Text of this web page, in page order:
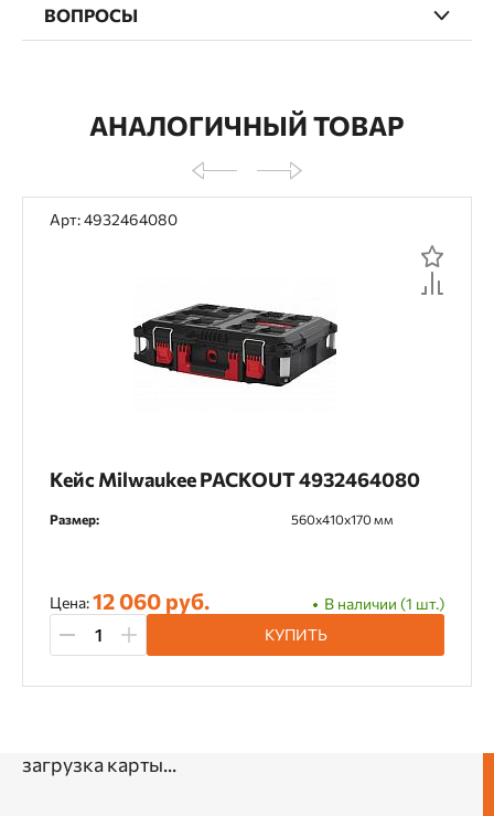
ВОПРОСЫ
АНАЛОГИЧНЫЙ ТОВАР
Арт: 4932464080
Кейс Milwaukee PACKOUT 4932464080
Размер: 560х410х170 мм
Цена:12 060 руб.
В наличии (1 шт.)
КУПИТЬ
загрузка карты...